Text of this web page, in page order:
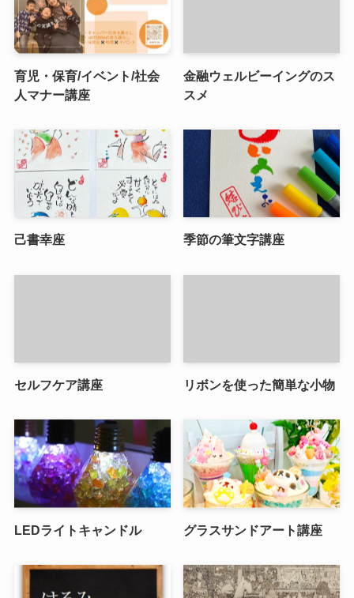
育児・保育/イベント/社会
人マナー講座
金融ウェルビーイングのス
スメ
己書幸座 季節の筆文字講座
セルフケア講座 リボンを使った簡単な小物
LEDライトキャンドル グラスサンドアート講座